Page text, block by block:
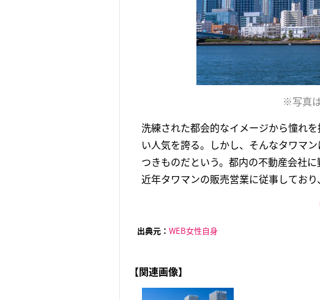
※写真
洗練された都会的なイメージから憧れ
い人気を誇る。しかし、そんなタワマ
つきものだという。都内の不動産会社
近年タワマンの販売営業に従事してお
出典元： WEB女性自身
【関連画像】